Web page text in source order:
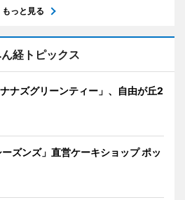
もっと見る
経トピックス
ナズグリーンティー」、自由が丘2
ズンズ」直営ケーキショップ ポッ